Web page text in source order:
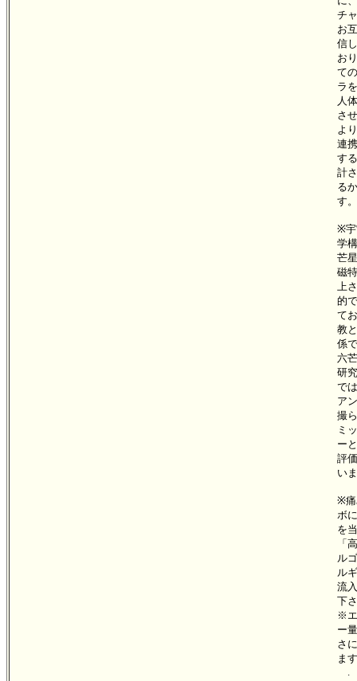
チ
お
信
お
て
ラ
人
さ
よ
連
す
計
る
す。
※宇
学
芒
磁
上
的
て
教
係
六
研
で
ア
撮
ミ
ー
評
い
※痛
ボ
を
「
ル
ル
流
下
※
ー
さ
ま
.